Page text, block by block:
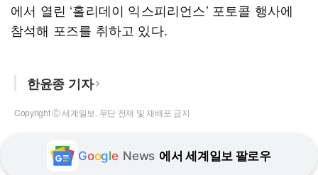
에서 열린 ‘홀리데이 익스피리언스’ 포토콜 행사에
참석해 포즈를 취하고 있다.
한윤종 기자
Copyright ⓒ 세계일보. 무단 전재 및 재배포 금지
Google News 에서 세계일보 팔로우